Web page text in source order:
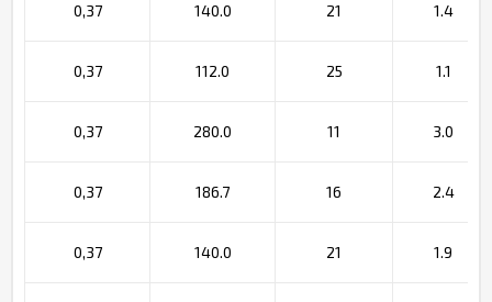
0,37 140.0 21 1.4
0,37 112.0 25 1.1
0,37 280.0 11 3.0
0,37 186.7 16 2.4
0,37 140.0 21 1.9